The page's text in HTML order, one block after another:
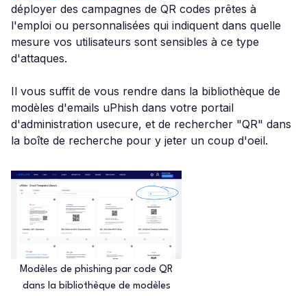
déployer des campagnes de QR codes prêtes à
l'emploi ou personnalisées qui indiquent dans quelle
mesure vos utilisateurs sont sensibles à ce type
d'attaques.
Il vous suffit de vous rendre dans la bibliothèque de
modèles d'emails uPhish dans votre portail
d'administration usecure, et de rechercher "QR" dans
la boîte de recherche pour y jeter un coup d'oeil.
Modèles de phishing par code QR
dans la bibliothèque de modèles